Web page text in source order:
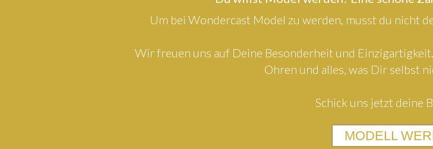
Um bei Wondercast Model zu werden, musst du nicht
Wir freuen uns auf Deine Besonderheit und
Ohren und alles, was Dir selbst
Schick uns jetzt deine
MODELL